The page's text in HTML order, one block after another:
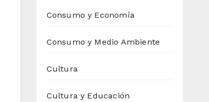
Consumo y Economía
Consumo y Medio Ambiente
Cultura
Cultura y Educación